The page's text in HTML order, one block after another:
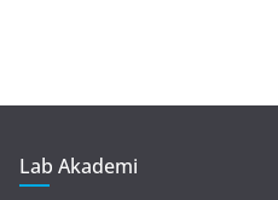
Lab Akademi